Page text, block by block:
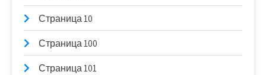
Страница 10
Страница 100
Страница 101